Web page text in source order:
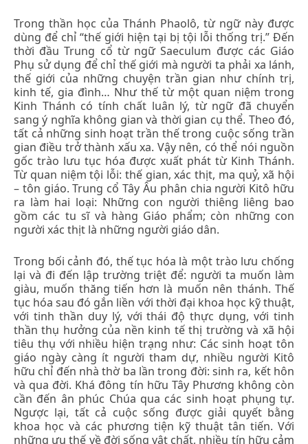
Trong thần học của Thánh Phaolô, từ ngữ này được
dùng để chỉ “thế giới hiện tại bị tội lỗi thống trị.” Đến
thời đầu Trung cổ từ ngữ Saeculum được các Giáo
Phụ sử dụng để chỉ thế giới mà người ta phải xa lánh,
thế giới của những chuyện trần gian như chính trị,
kinh tế, gia đình… Như thế từ một quan niệm trong
Kinh Thánh có tính chất luân lý, từ ngữ đã chuyển
sang ý nghĩa không gian và thời gian cụ thể. Theo đó,
tất cả những sinh hoạt trần thế trong cuộc sống trần
gian điều trở thành xấu xa. Vậy nên, có thể nói nguồn
gốc trào lưu tục hóa được xuất phát từ Kinh Thánh.
Từ quan niệm tội lỗi: thế gian, xác thịt, ma quỷ, xã hội
– tôn giáo. Trung cổ Tây Âu phân chia người Kitô hữu
ra làm hai loại: Những con người thiêng liêng bao
gồm các tu sĩ và hàng Giáo phẩm; còn những con
người xác thịt là những người giáo dân.
Trong bối cảnh đó, thế tục hóa là một trào lưu chống
lại và đi đến lập trường triệt để: người ta muốn làm
giàu, muốn thăng tiến hơn là muốn nên thánh. Thế
tục hóa sau đó gắn liền với thời đại khoa học kỹ thuật,
với tinh thần duy lý, với thái độ thực dụng, với tinh
thần thụ hưởng của nền kinh tế thị trường và xã hội
tiêu thụ với nhiều hiện trạng như: Các sinh hoạt tôn
giáo ngày càng ít người tham dự, nhiều người Kitô
hữu chỉ đến nhà thờ ba lần trong đời: sinh ra, kết hôn
và qua đời. Khá đông tín hữu Tây Phương không còn
cần đến ân phúc Chúa qua các sinh hoạt phụng tự.
Ngược lại, tất cả cuộc sống được giải quyết bằng
khoa học và các phương tiện kỹ thuật tân tiến. Với
những ưu thế về đời sống vật chất, nhiều tín hữu cảm